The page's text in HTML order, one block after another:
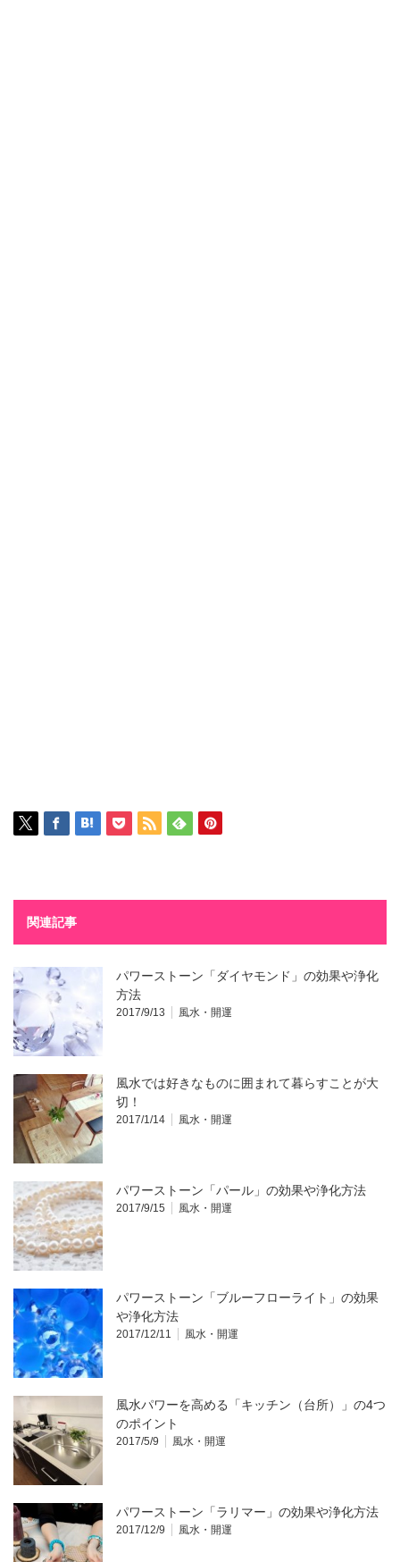
関連記事
パワーストーン「ダイヤモンド」の効果や浄化
方法
2017/9/13 風水・開運
風水では好きなものに囲まれて暮らすことが大
切！
2017/1/14 風水・開運
パワーストーン「パール」の効果や浄化方法
2017/9/15 風水・開運
パワーストーン「ブルーフローライト」の効果
や浄化方法
2017/12/11 風水・開運
風水パワーを高める「キッチン（台所）」の4つ
のポイント
2017/5/9 風水・開運
パワーストーン「ラリマー」の効果や浄化方法
2017/12/9 風水・開運